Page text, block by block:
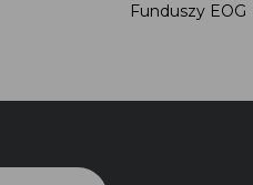
Funduszy EOG